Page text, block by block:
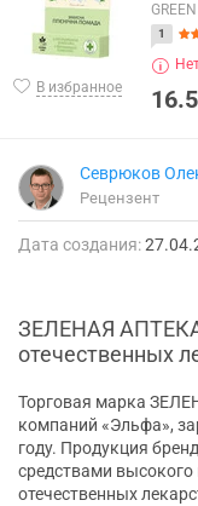
В избранное
1
Севрюков
Рецензент
Дата создания:
ЗЕЛЕНАЯ АПТЕКА
отечественных
Торговая марка
компаний «Эльфа»,
году. Продукция
средствами
отечественных